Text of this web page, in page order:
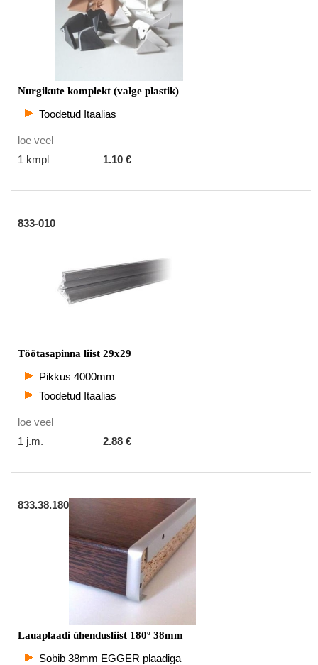
Nurgikute komplekt (valge plastik)
Toodetud Itaalias
loe veel
1 kmpl
1.10 €
833-010
Töötasapinna liist 29x29
Pikkus 4000mm
Toodetud Itaalias
loe veel
1 j.m.
2.88 €
833.38.180
Lauaplaadi ühendusliist 180º 38mm
Sobib 38mm EGGER plaadiga